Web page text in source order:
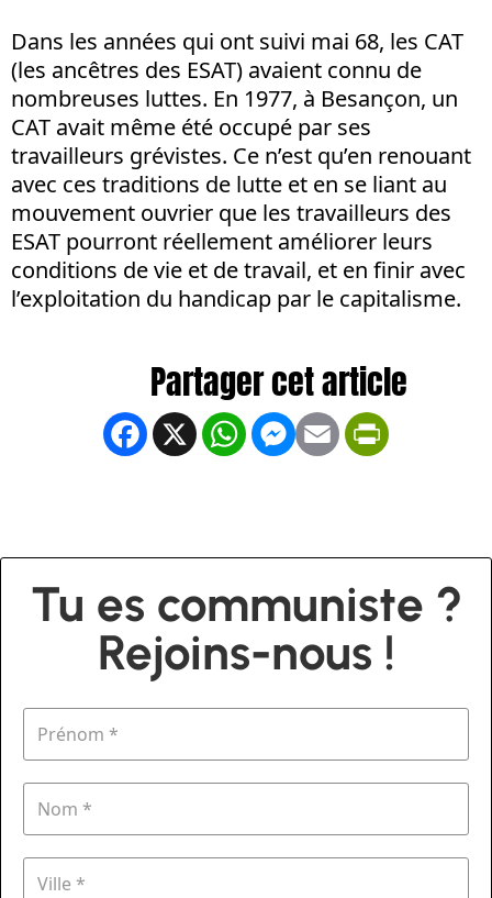
Dans les années qui ont suivi mai 68, les CAT
(les ancêtres des ESAT) avaient connu de
nombreuses luttes. En 1977, à Besançon, un
CAT avait même été occupé par ses
travailleurs grévistes. Ce n’est qu’en renouant
avec ces traditions de lutte et en se liant au
mouvement ouvrier que les travailleurs des
ESAT pourront réellement améliorer leurs
conditions de vie et de travail, et en finir avec
l’exploitation du handicap par le capitalisme.
Facebook
X WhatsApp
Messenger
Email
Tu es communiste ?
Rejoins-nous !